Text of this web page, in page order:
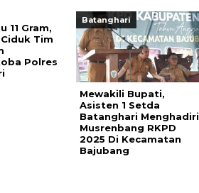
11 Gram,
Tim
Polres
Batanghari
Mewakili Bupati,
Asisten 1 Setda
Batanghari Menghadiri
Musrenbang RKPD
2025 Di Kecamatan
Bajubang